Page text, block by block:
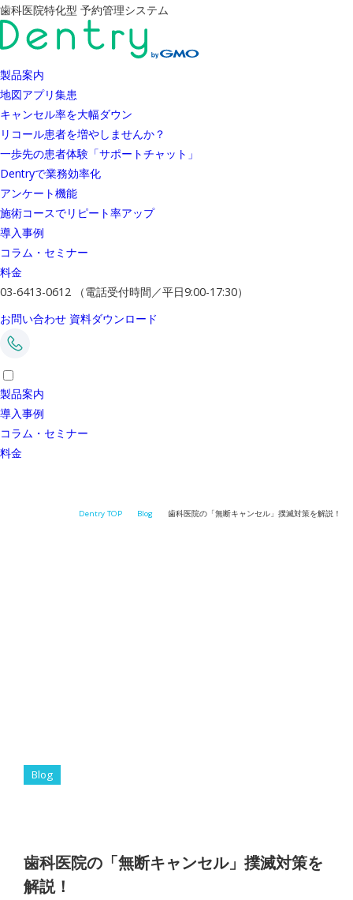
歯科医院特化型 予約管理システム
製品案内
地図アプリ集患
キャンセル率を大幅ダウン
リコール患者を増やしませんか？
一歩先の患者体験「サポートチャット」
Dentryで業務効率化
アンケート機能
施術コースでリピート率アップ
導入事例
コラム・セミナー
料金
03-6413-0612
（電話受付時間／平日9:00-17:30）
お問い合わせ 資料ダウンロード
製品案内
導入事例
コラム・セミナー
料金
Dentry TOP Blog 歯科医院の「無断キャンセル」撲滅対策を解説！
Blog
歯科医院の「無断キャンセル」撲滅対策を
解説！